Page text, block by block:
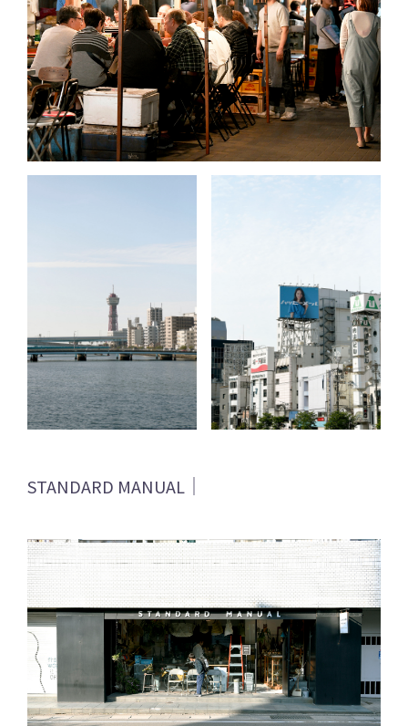
STANDARD MANUAL｜